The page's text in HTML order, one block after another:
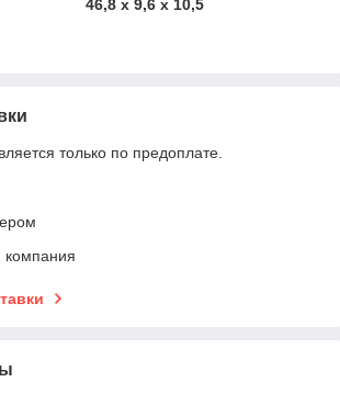
46,8 x 9,6 x 10,5
только по предоплате.
компания